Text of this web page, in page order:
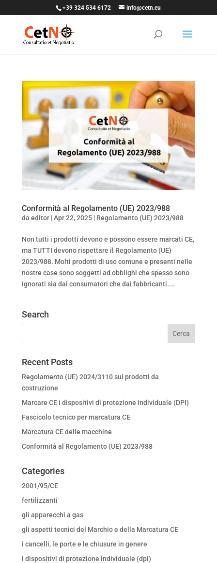
+39 324 534 6172 info@cetn.eu
Conformità al Regolamento (UE) 2023/988
da editor|Apr 22, 2025| Regolamento (UE) 2023/988
Non tutti i prodotti devono e possono essere marcati CE,
ma TUTTI devono rispettare il Regolamento (UE)
2023/988. Molti prodotti di uso comune e presenti nelle
nostre case sono soggetti ad obblighi che spesso sono
ignorati sia dai consumatori che dai fabbricanti....
Search
Recent Posts
Regolamento (UE) 2024/3110 sui prodotti da
costruzione
Marcare CE i dispositivi di protezione individuale (DPI)
Fascicolo tecnico per marcatura CE
Marcatura CE delle macchine
Conformità al Regolamento (UE) 2023/988
Categories
2001/95/CE
fertilizzanti
gli apparecchi a gas
gli aspetti tecnici del Marchio e della Marcatura CE
i cancelli, le porte e le chiusure in genere
i dispositivi di protezione individuale (dpi)